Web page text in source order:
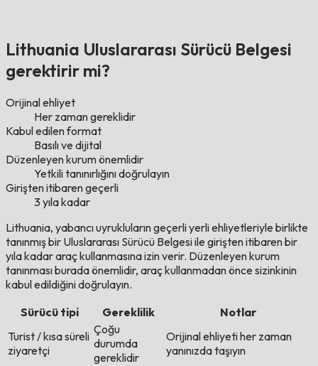
Lithuania Uluslararası Sürücü Belgesi
gerektirir mi?
Orijinal ehliyet
Her zaman gereklidir
Kabul edilen format
Basılı ve dijital
Düzenleyen kurum önemlidir
Yetkili tanınırlığını doğrulayın
Girişten itibaren geçerli
3 yıla kadar
Lithuania, yabancı uyrukluların geçerli yerli ehliyetleriyle birlikte
tanınmış bir Uluslararası Sürücü Belgesi ile girişten itibaren bir
yıla kadar araç kullanmasına izin verir. Düzenleyen kurum
tanınması burada önemlidir, araç kullanmadan önce sizinkinin
kabul edildiğini doğrulayın.
Sürücü tipi
Gereklilik
Notlar
Turist / kısa süreli
ziyaretçi
Çoğu
durumda
gereklidir
Orijinal ehliyeti her zaman
yanınızda taşıyın